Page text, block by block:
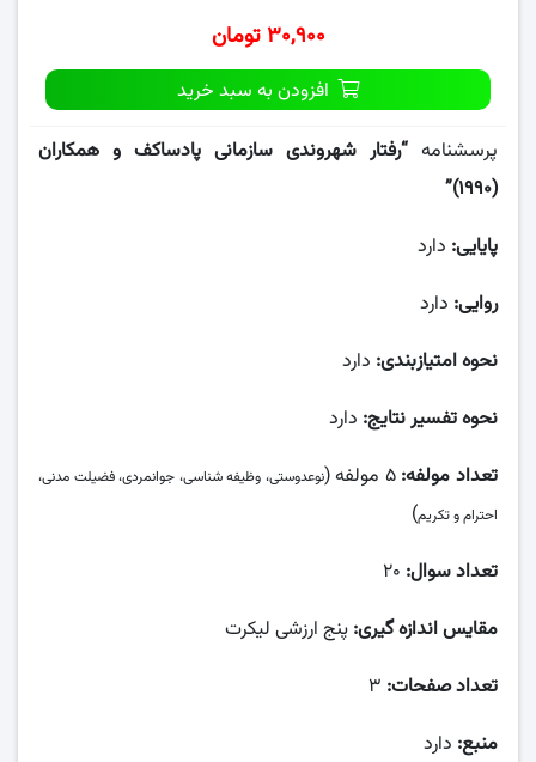
۳۰,۹۰۰ تومان
افزودن به سبد خرید
پرسشنامه “رفتار شهروندی سازمانی پادساکف و همکاران
(۱۹۹۰)”
پایایی: دارد
روایی: دارد
نحوه امتیازبندی: دارد
نحوه تفسیر نتایج: دارد
تعداد مولفه: ۵ مولفه (
نوعدوستی، وظیفه شناسی، جوانمردی، فضیلت مدنی،
احترام و تکریم)
تعداد سوال:
مقایس اندازه گیری: پنج ارزشی لیکرت
تعداد صفحات:
منبع: دارد